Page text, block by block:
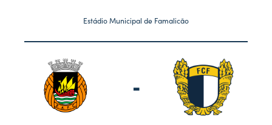
Estádio Municipal de Famalicão
-